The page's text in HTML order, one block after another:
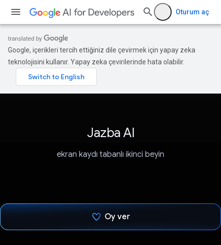
Oturum aç
Google, içerikleri tercih ettiğiniz dile çevirmek için yapay zeka
teknolojisini kullanır. Yapay zeka çevirilerinde hata olabilir.
Jazba AI
ekran kaydı tabanlı ikinci beyin
Oy ver